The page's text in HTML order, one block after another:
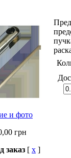
и фото
грн
заказ [ x ]